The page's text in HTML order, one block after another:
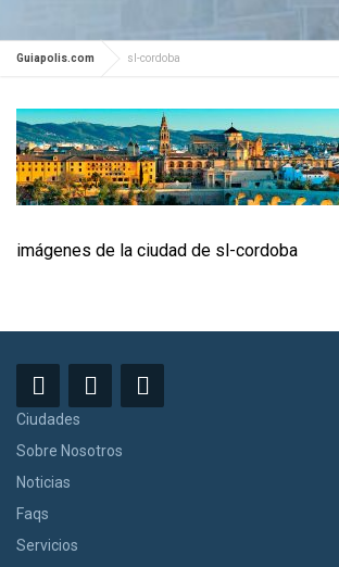
Guiapolis.com sl-cordoba
imágenes de la ciudad de sl-cordoba
Ciudades
Sobre Nosotros
Noticias
Faqs
Servicios